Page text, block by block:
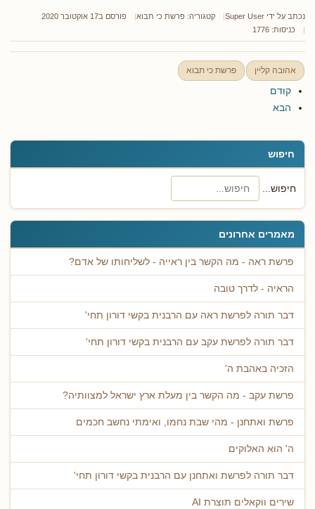
חיפוש
חיפוש...
מאמרים אחרונים
פרשת ראה - מה הקשר בין ראייה - לשליחותו של אדם?
הראיה - לדרך טובה
דבר תורה לפרשת ראה עם הרבנית בקשי דורון תחי'
דבר תורה לפרשת עקב עם הרבנית בקשי דורון תחי'
הזכיה באהבת ה'
פרשת עקב - מה הקשר בין מעלת ארץ ישראל למצוותיה?
פרשת ואתחנן - מהי שבת נחמו, ואימתי נחשב חכמים
ה' הוא האלוקים
דבר תורה לפרשת ואתחנן עם הרבנית בקשי דורון תחי'
שירים ווקאלים תוצרת AI
נכתב על ידי Super User קטגוריה: פרשת כי תבוא
פורסם ב17 אוקטובר 2020
כניסות: 1776
אהובה קליין פרשת כי תבוא
קודם
הבא